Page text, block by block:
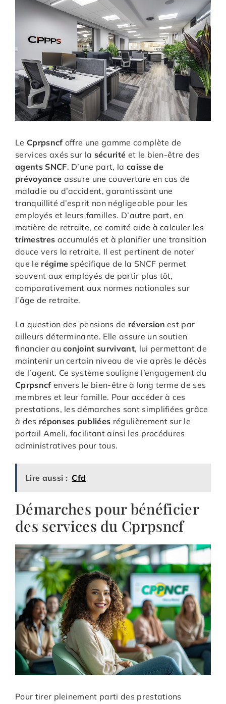
Le Cprpsncf offre une gamme complète de
services axés sur la sécurité et le bien-être des
agents SNCF. D’une part, la caisse de
prévoyance assure une couverture en cas de
maladie ou d’accident, garantissant une
tranquillité d’esprit non négligeable pour les
employés et leurs familles. D’autre part, en
matière de retraite, ce comité aide à calculer les
trimestres accumulés et à planifier une transition
douce vers la retraite. Il est pertinent de noter
que le régime spécifique de la SNCF permet
souvent aux employés de partir plus tôt,
comparativement aux normes nationales sur
l’âge de retraite.
La question des pensions de réversion est par
ailleurs déterminante. Elle assure un soutien
financier auconjoint survivant, lui permettant de
maintenir un certain niveau de vie après le décès
de l’agent. Ce système souligne l’engagement du
Cprpsncf envers le bien-être à long terme de ses
membres et leur famille. Pour accéder à ces
prestations, les démarches sont simplifiées grâce
à des réponses publiées régulièrement sur le
portail Ameli, facilitant ainsi les procédures
administratives pour tous.
Lire aussi : Cfd
Démarches pour bénéficier
des services du Cprpsncf
Pour tirer pleinement parti des prestations